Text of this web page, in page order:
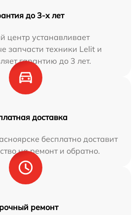
до 3-х лет
центр устанавливает
запчасти техники Lelit и
гарантию до 3 лет.
доставка
бесплатно доставит
на ремонт и обратно.
ремонт